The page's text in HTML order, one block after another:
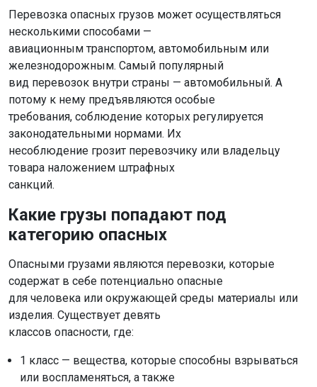
Перевозка опасных грузов может осуществляться
несколькими способами —
авиационным транспортом, автомобильным или
железнодорожным. Самый популярный
вид перевозок внутри страны — автомобильный. А
потому к нему предъявляются особые
требования, соблюдение которых регулируется
законодательными нормами. Их
несоблюдение грозит перевозчику или владельцу
товара наложением штрафных
санкций.
Какие грузы попадают под
категорию опасных
Опасными грузами являются перевозки, которые
содержат в себе потенциально опасные
для человека или окружающей среды материалы или
изделия. Существует девять
классов опасности, где:
1 класс — вещества, которые способны взрываться
или воспламеняться, а также